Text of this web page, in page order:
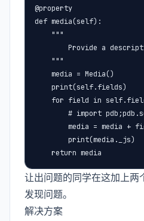
@property
def media(self):
    """
Provide a
    """
    media = Media()
    print(self.fields)
for field in
# import
media = media +
        print(media._js)
    return media
让出问题的同学在这加上
发现问题。
解决方案